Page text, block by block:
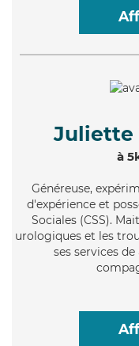
Juliette
à
Généreuse,
d'expérience et
Sociales (CSS).
urologiques et les
ses services